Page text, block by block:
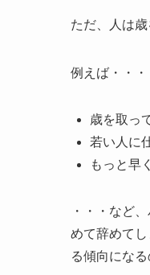
ただ、人は歳
例えば・・・
歳を取っ
若い人に
もっと早
・・・など
めて辞めて
る傾向にな